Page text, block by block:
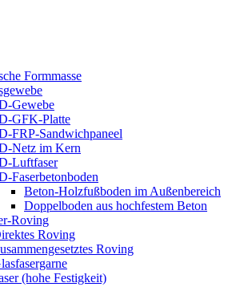
Formmasse
Gewebe
GFK-Platte
FRP-Sandwichpaneel
Netz im Kern
Luftfaser
Faserbetonboden
Beton-Holzfußboden im Außenbereich
Doppelboden aus hochfestem Beton
Roving
Roving
Roving
(hohe Festigkeit)